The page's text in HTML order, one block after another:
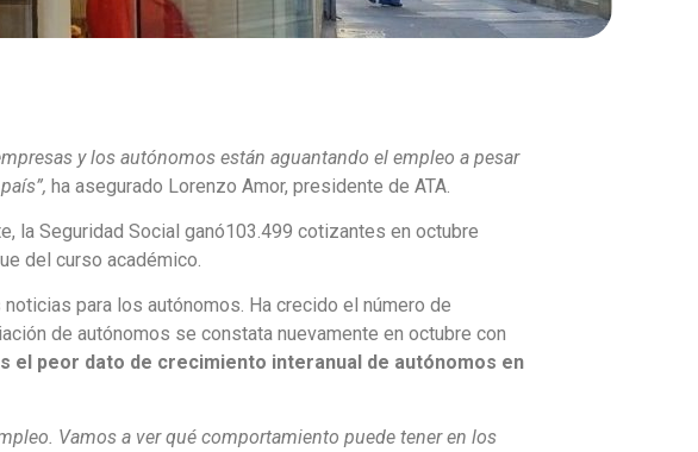
y los autónomos están aguantando el empleo a pesar
ha asegurado Lorenzo Amor, presidente de ATA.
la Seguridad Social ganó103.499 cotizantes en octubre
del curso académico.
para los autónomos. Ha crecido el número de
de autónomos se constata nuevamente en octubre con
el peor dato de crecimiento interanual de autónomos en
Vamos a ver qué comportamiento puede tener en los